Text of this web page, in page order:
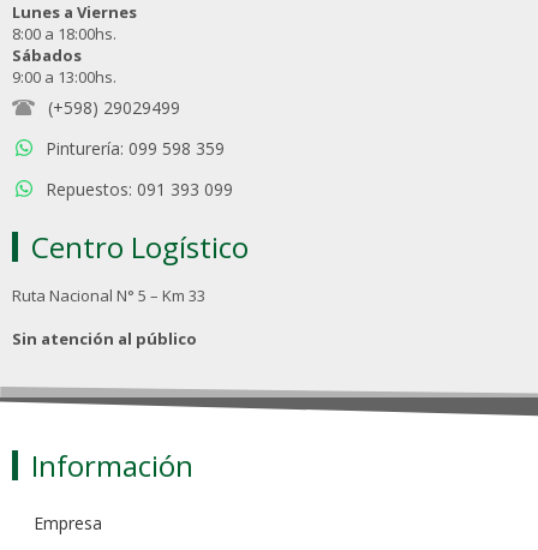
Lunes a Viernes
8:00 a 18:00hs.
Sábados
9:00 a 13:00hs.
(+598) 29029499
Pinturería: 099 598 359
Repuestos: 091 393 099
Centro Logístico
Ruta Nacional N° 5 – Km 33
Sin atención al público
Información
Empresa